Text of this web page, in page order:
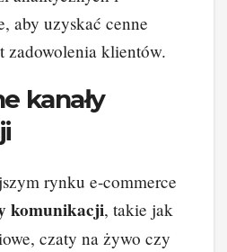
aby uzyskać cenne
zadowolenia klientów.
kanały
rynku e-commerce
komunikacji, takie jak
czaty na żywo czy